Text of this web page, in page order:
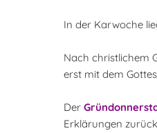
In der Karwoche
Nach christlichem
erst mit dem
Der
Erklärungen